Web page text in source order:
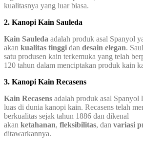
kualitasnya yang luar biasa.
2. Kanopi Kain Sauleda
Kain Sauleda adalah produk asal Spanyol
akan kualitas tinggi dan desain elegan.
satu produsen kain terkemuka yang telah
120 tahun dalam menciptakan produk kain
3. Kanopi Kain Recasens
Kain Recasens adalah produk asal Spanyol
luas di dunia kanopi kain. Recasens telah
berkualitas sejak tahun 1886 dan dikenal
akan ketahanan, fleksibilitas, dan variasi
ditawarkannya.